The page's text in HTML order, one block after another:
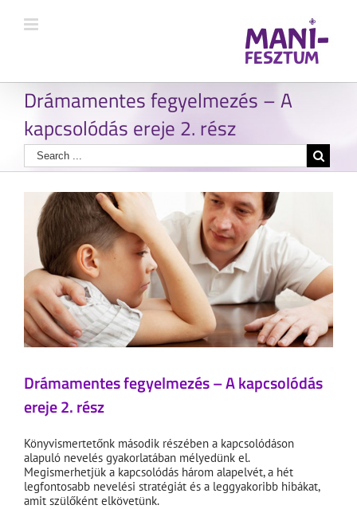
Drámamentes fegyelmezés – A
kapcsolódás ereje 2. rész
Drámamentes fegyelmezés – A kapcsolódás
ereje 2. rész
Könyvismertetőnk második részében a kapcsolódáson
alapuló nevelés gyakorlatában mélyedünk el.
Megismerhetjük a kapcsolódás három alapelvét, a hét
legfontosabb nevelési stratégiát és a leggyakoribb hibákat,
amit szülőként elkövetünk.